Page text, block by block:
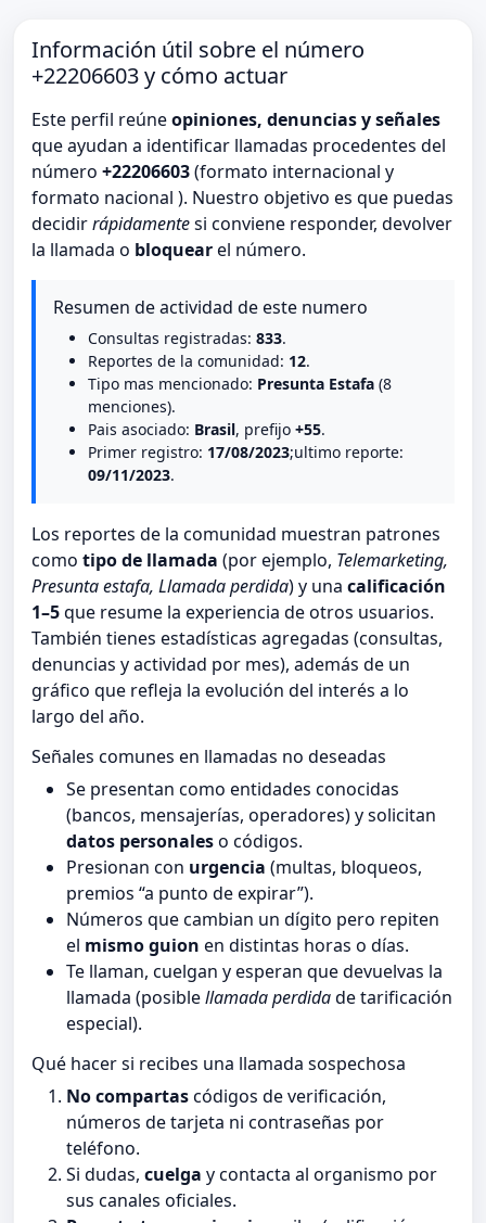
Información útil sobre el número
+22206603 y cómo actuar
Este perfil reúneopiniones, denuncias y señales
que ayudan a identificar llamadas procedentes del
número +22206603(formato internacional y
formato nacional ). Nuestro objetivo es que puedas
decidirrápidamentesi conviene responder, devolver
la llamada o bloquearel número.
Resumen de actividad de este numero
Consultas registradas: 833.
Reportes de la comunidad: 12.
Tipo mas mencionado: Presunta Estafa (8
menciones).
Pais asociado: Brasil, prefijo +55.
Primer registro: 17/08/2023;ultimo reporte:
09/11/2023.
Los reportes de la comunidad muestran patrones
como tipo de llamada (por ejemplo, Telemarketing,
Presunta estafa, Llamada perdida) y una calificación
1–5que resume la experiencia de otros usuarios.
También tienes estadísticas agregadas (consultas,
denuncias y actividad por mes), además de un
gráfico que refleja la evolución del interés a lo
largo del año.
Señales comunes en llamadas no deseadas
Se presentan como entidades conocidas
(bancos, mensajerías, operadores) y solicitan
datos personaleso códigos.
Presionan con urgencia (multas, bloqueos,
premios “a punto de expirar”).
Números que cambian un dígito pero repiten
el mismo guion en distintas horas o días.
Te llaman, cuelgan y esperan que devuelvas la
llamada (posiblellamada perdidade tarificación
especial).
Qué hacer si recibes una llamada sospechosa
No compartascódigos de verificación,
números de tarjeta ni contraseñas por
teléfono.
Si dudas, cuelga y contacta al organismo por
sus canales oficiales.